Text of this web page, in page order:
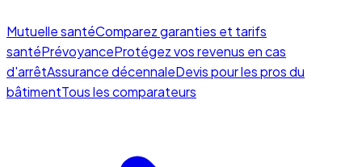
Mutuelle santéComparez garanties et tarifs
santéPrévoyanceProtégez vos revenus en cas
d'arrêtAssurance décennaleDevis pour les pros du
bâtimentTous les comparateurs